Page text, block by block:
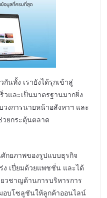
นทั้ง เรายังได้รุกเข้าสู่
และเป็นมาตรฐานมากยิ่ง
งการนายหน้าอสังหาฯ และ
ยกระตุ้นตลาด
ศักยภาพของรูปแบบธุรกิจ
ง เปี่ยมด้วยแพชชั่น และได้
วชาญด้านการบริหารการ
อบโซลูชันให้ลูกค้าออนไลน์